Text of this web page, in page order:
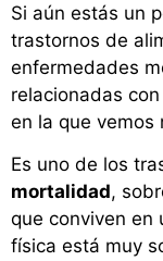
Si aún estás un
trastornos de
enfermedades
relacionadas
en la que vemos
Es uno de los
mortalidad,
que conviven en
física está muy